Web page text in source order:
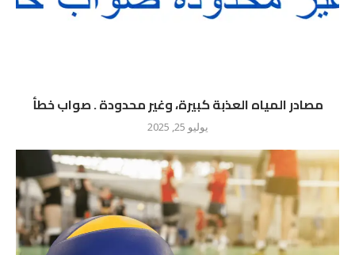
مصادر المياه العذبة كبيرة، وغير محدودة . صواب خطأ
يوليو 25, 2025